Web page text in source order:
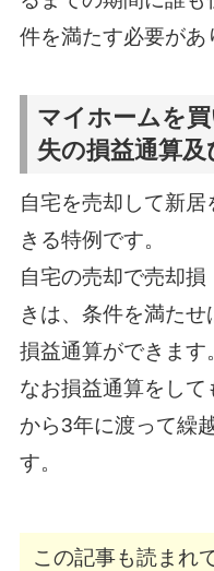
件を満たす必要があ
マイホームを
失の損益通算及
自宅を売却して新
きる特例です。
自宅の売却で売却損
きは、条件を満た
損益通算ができます
なお損益通算をし
から3年に渡って繰
す。
この記事も読まれ